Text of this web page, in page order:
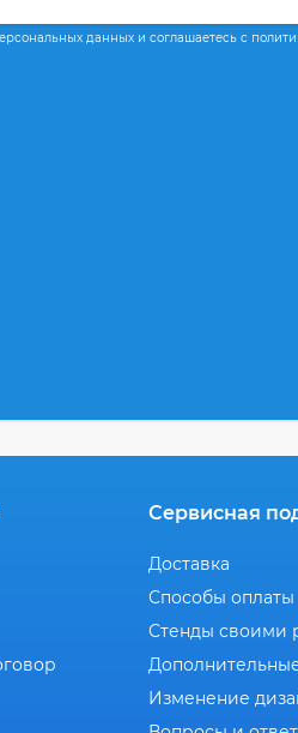
данных и соглашаетесь с
Сервисная
Доставка
Способы оплаты
Стенды своими
Изменение